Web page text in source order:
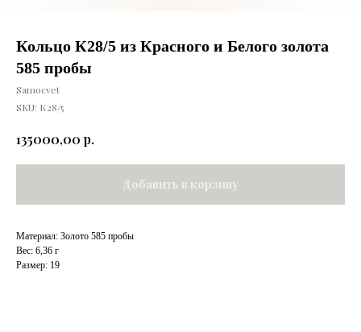
Кольцо К28/5 из Красного и Белого золота
585 пробы
Samocvet
SKU: К28/5
135000,00 р.
Добавить в корзину
Материал: Золото 585 пробы
Вес: 6,36 г
Размер: 19